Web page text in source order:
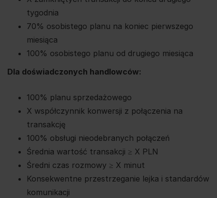
tygodnia
70% osobistego planu na koniec pierwszego
miesiąca
100% osobistego planu od drugiego miesiąca
Dla doświadczonych handlowców:
100% planu sprzedażowego
X współczynnik konwersji z połączenia na
transakcję
100% obsługi nieodebranych połączeń
Średnia wartość transakcji ≥ X PLN
Średni czas rozmowy ≥ X minut
Konsekwentne przestrzeganie lejka i standardów
komunikacji